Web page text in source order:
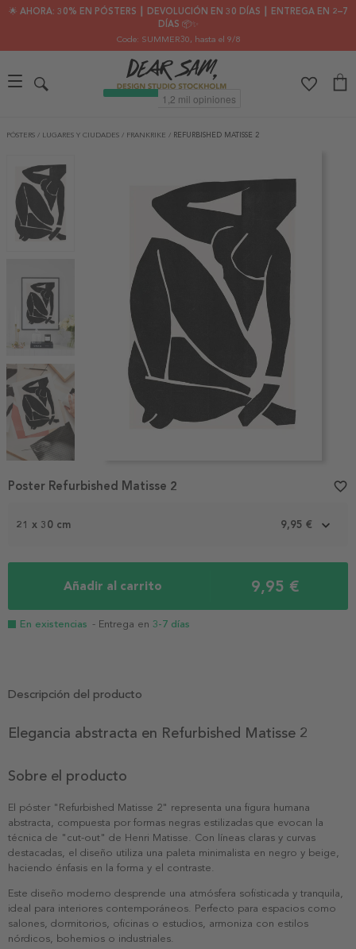
🌟 AHORA: 30% EN PÓSTERS ┃ DEVOLUCIÓN EN 30 DÍAS ┃ ENTREGA EN 2–7
DÍAS 📦✨
Code: SUMMER30, hasta el 9/8
PÓSTERS / LUGARES Y CIUDADES / FRANKRIKE / REFURBISHED MATISSE 2
1
21 x 30 cm 9,95 €
Añadir al carrito 9,95 €
En existencias - Entrega en 3-7 días
Poster Refurbished Matisse 2 favorite_border
Descripción del producto
Elegancia abstracta en Refurbished Matisse 2
Sobre el producto
El póster "Refurbished Matisse 2" representa una figura humana
abstracta, compuesta por formas negras estilizadas que evocan la
técnica de "cut-out" de Henri Matisse. Con líneas claras y curvas
destacadas, el diseño utiliza una paleta minimalista en negro y beige,
haciendo énfasis en la forma y el contraste.
Este diseño moderno desprende una atmósfera sofisticada y tranquila,
ideal para interiores contemporáneos. Perfecto para espacios como
salones, dormitorios, oficinas o estudios, armoniza con estilos
nórdicos, bohemios o industriales.